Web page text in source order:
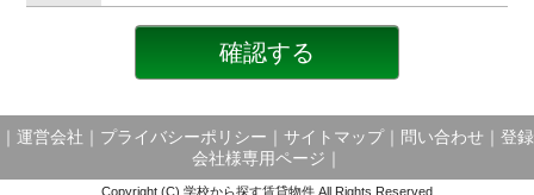
運営会社 プライバシーポリシー サイトマップ｜ 問い合わせ
登録
会社様専用ページ
Copyright (C) 学校から探す賃貸物件 All Rights Reserved